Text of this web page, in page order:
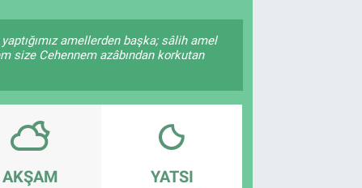
amellerden başka; sâlih amel
size Cehennem azâbından korkutan
AKŞAM YATSI